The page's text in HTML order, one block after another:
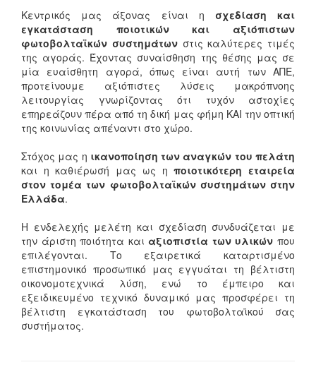
Κεντρικός μας άξονας είναι η σχεδίαση και
εγκατάσταση ποιοτικών και αξιόπιστων
φωτοβολταϊκών συστημάτωνστις καλύτερες τιμές
της αγοράς. Έχοντας συναίσθηση της θέσης μας σε
μία ευαίσθητη αγορά, όπως είναι αυτή των ΑΠΕ,
προτείνουμε αξιόπιστες λύσεις μακρόπνοης
λειτουργίας γνωρίζοντας ότι τυχόν αστοχίες
επηρεάζουν πέρα από τη δική μας φήμη ΚΑΙ την οπτική
της κοινωνίας απέναντι στο χώρο.
Στόχος μας η ικανοποίηση των αναγκών του πελάτη
και η καθιέρωσή μας ως ηποιοτικότερη εταιρεία
στον τομέα των φωτοβολταϊκών συστημάτων στην
Ελλάδα.
Η ενδελεχής μελέτη και σχεδίαση συνδυάζεται με
την άριστη ποιότητα καιαξιοπιστία των υλικών που
επιλέγονται. Το εξαιρετικά καταρτισμένο
επιστημονικό προσωπικό μας εγγυάται τη βέλτιστη
οικονομοτεχνικά λύση, ενώ το έμπειρο και
εξειδικευμένο τεχνικό δυναμικό μας προσφέρει τη
βέλτιστη εγκατάσταση του φωτοβολταϊκού σας
συστήματος.